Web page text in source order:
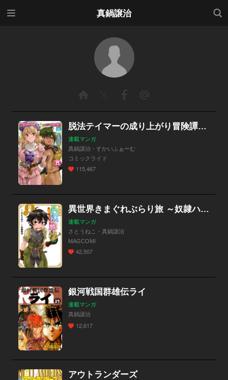
真鍋譲治
検索
脱法テイマーの成り上がり冒険譚～Sランク美少女冒険者が俺の獣魔になっテイマす～ THE COMIC
連載マンガ
真鍋譲治・すかいふぁーむ
コミックライド
115,467
異世界きまぐれぶらり旅 ～奴隷ハーレムを添えて～【白版】
連載マンガ
さとうねこ・真鍋譲治
MAGCOMI
42,507
銀河戦国群雄伝ライ
連載マンガ
真鍋譲治
12,617
アウトランダーズ